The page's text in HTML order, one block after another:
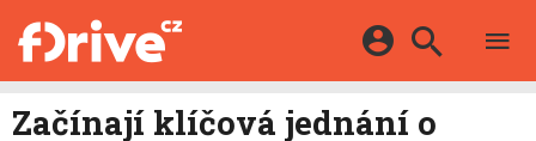
HYBRIDY
Začínají klíčová jednání o